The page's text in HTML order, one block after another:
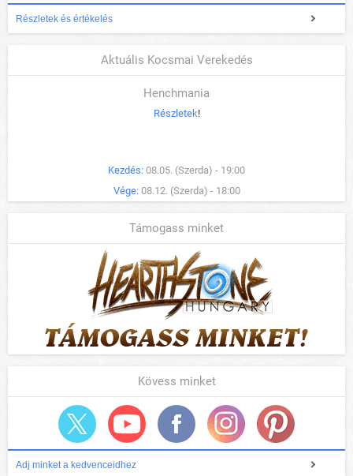
Részletek és értékelés
Aktuális Kocsmai Verekedés
Henchmania
Részletek!
Kezdés: 08.05. (Szerda) - 19:00
Vége: 08.12. (Szerda) - 18:00
Támogass minket
Kövess minket
Adj minket a kedvenceidhez